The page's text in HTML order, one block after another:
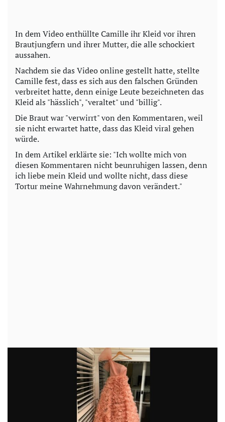
In dem Video enthüllte Camille ihr Kleid vor ihren
Brautjungfern und ihrer Mutter, die alle schockiert
aussahen.
Nachdem sie das Video online gestellt hatte, stellte
Camille fest, dass es sich aus den falschen Gründen
verbreitet hatte, denn einige Leute bezeichneten das
Kleid als "hässlich", "veraltet" und "billig".
Die Braut war "verwirrt" von den Kommentaren, weil
sie nicht erwartet hatte, dass das Kleid viral gehen
würde.
In dem Artikel erklärte sie: "Ich wollte mich von
diesen Kommentaren nicht beunruhigen lassen, denn
ich liebe mein Kleid und wollte nicht, dass diese
Tortur meine Wahrnehmung davon verändert."